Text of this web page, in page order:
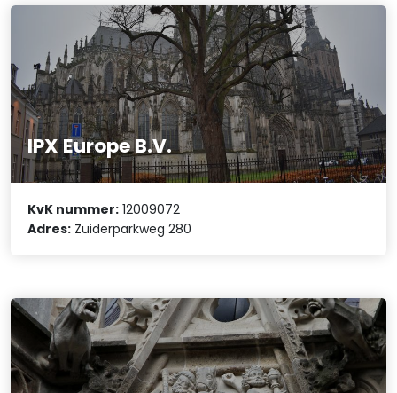
IPX Europe B.V.
KvK nummer: 12009072
Adres: Zuiderparkweg 280